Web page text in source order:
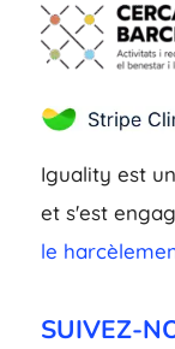
Iguality est
et s'est
le
SUIVEZ-